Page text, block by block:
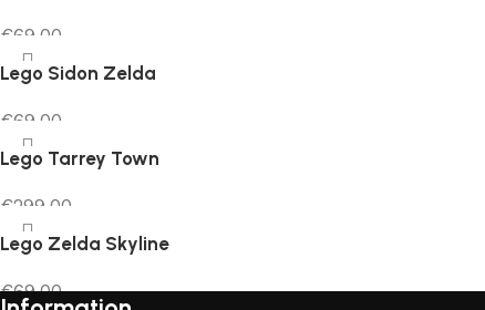
€69.00
Ajouter au panier
Lego Sidon Zelda
€69.00
Ajouter au panier
Lego Tarrey Town
€299.00
Ajouter au panier
Lego Zelda Skyline
€69.00